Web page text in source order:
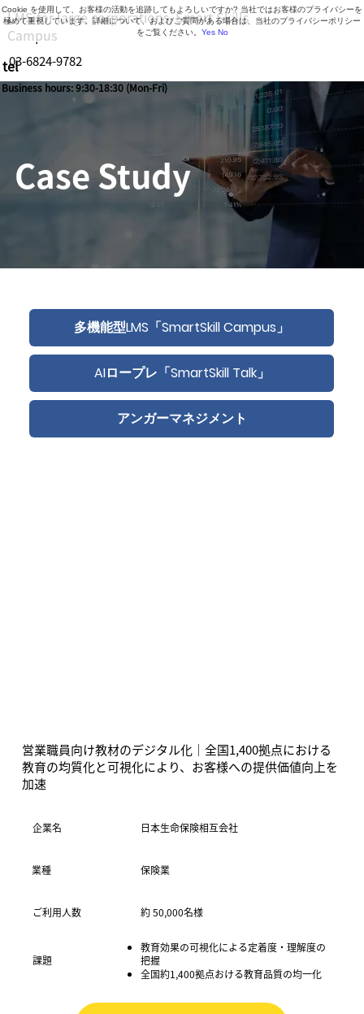
Business hours: 9:30-18:30 (Mon-Fri)
tel03-6824-9782
LMS for large corporations, Smart Skills
Campus
Case Study
多機能型LMS「SmartSkill Campus」
AIロープレ「SmartSkill Talk」
アンガーマネジメント
営業職員向け教材のデジタル化｜全国1,400拠点における
教育の均質化と可視化により、お客様への提供価値向上を
加速
教育効果の可視化による定着度・理解度の
把握
全国約1,400拠点おける教育品質の均一化
​課題
約 50,000名様
ご利用人数
保険業
業種
日本生命保険相互会社
​企業名
Cookie を使用して、お客様の活動を追跡してもよろしいですか? 当社ではお客様のプライバシーを
極めて重視しています。詳細について、およびご質問がある場合は、当社のプライバシーポリシー
をご覧ください。 Yes No